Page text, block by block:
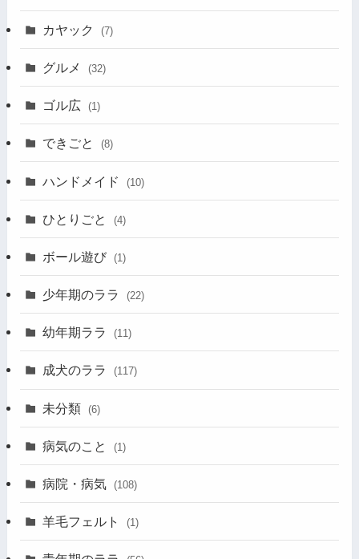
カヤック (7)
グルメ (32)
ゴル広 (1)
できごと (8)
ハンドメイド (10)
ひとりごと (4)
ボール遊び (1)
少年期のララ (22)
幼年期ララ (11)
成犬のララ (117)
未分類 (6)
病気のこと (1)
病院・病気 (108)
羊毛フェルト (1)